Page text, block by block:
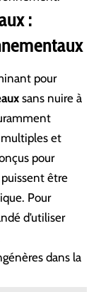
:
pour
sans nuire à
et
pour
puissent être
Pour
d’utiliser
dans la